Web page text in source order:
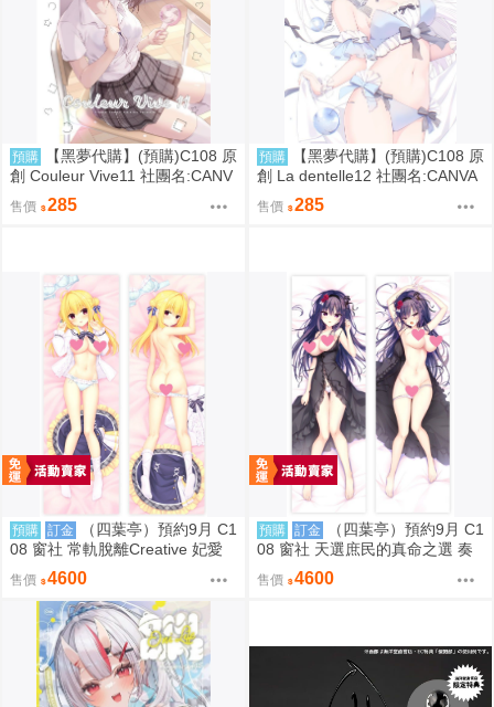
預購
【黑夢代購】(預購)C108 原
創 Couleur Vive11 社團名:CANV
AS+GARDEN 繪師:宮坂みゆ
售價 285
預購
【黑夢代購】(預購)C108 原
創 La dentelle12 社團名:CANVA
S+GARDEN 繪師:宮坂みゆ
售價 285
預購 訂金
（四葉亭）預約9月 C1
08 窗社 常軌脫離Creative 妃愛
抱枕套 0814
售價 4600
預購 訂金
（四葉亭）預約9月 C1
08 窗社 天選庶民的真命之選 奏
命 抱枕套 0814
售價 4600